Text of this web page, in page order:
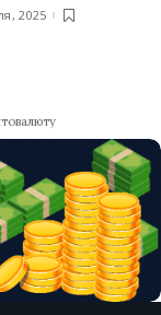
2025